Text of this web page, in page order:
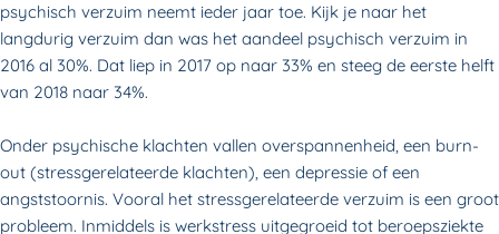
psychisch verzuim neemt ieder jaar toe. Kijk je naar het
langdurig verzuim dan was het aandeel psychisch verzuim in
2016 al 30%. Dat liep in 2017 op naar 33% en steeg de eerste helft
van 2018 naar 34%.
Onder psychische klachten vallen overspannenheid, een burn-
out (stressgerelateerde klachten), een depressie of een
angststoornis. Vooral het stressgerelateerde verzuim is een groot
probleem. Inmiddels is werkstress uitgegroeid tot beroepsziekte